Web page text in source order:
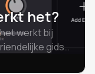
het?
werkt bij
gids